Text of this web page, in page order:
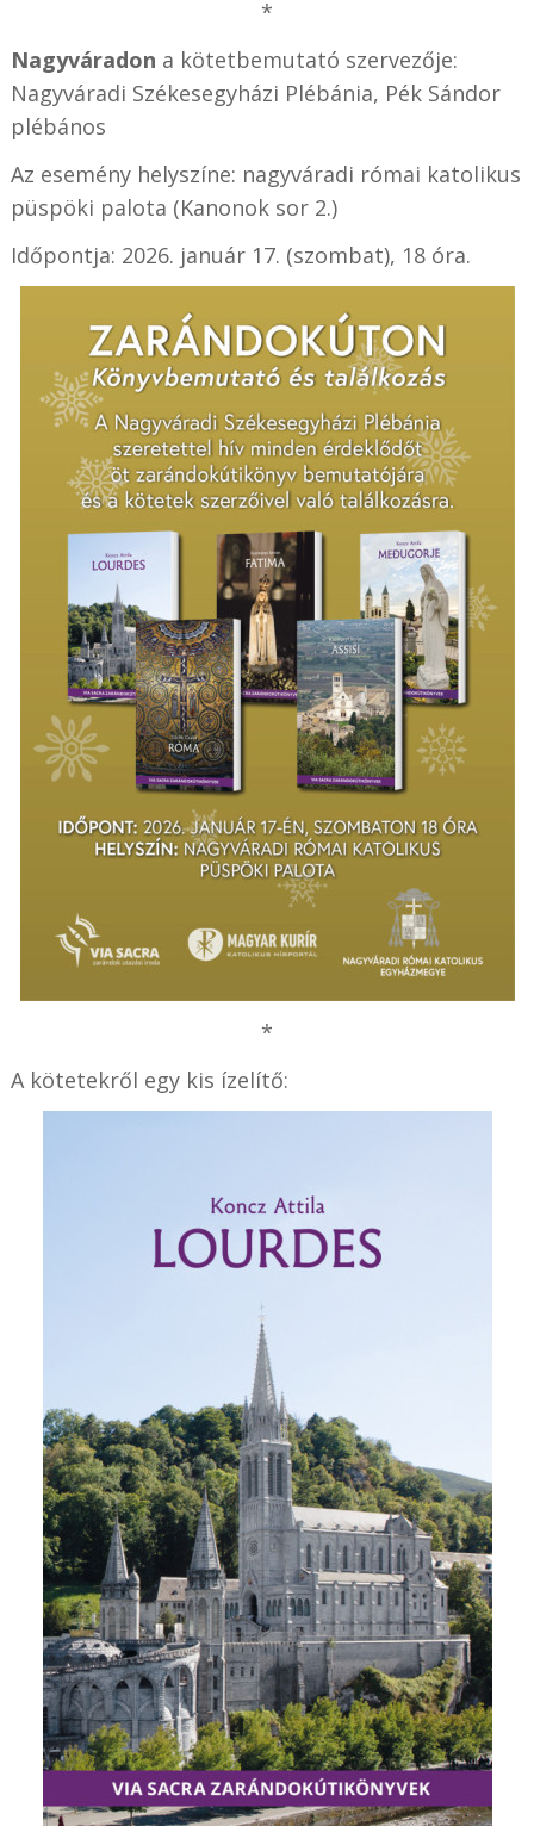
*
Nagyváradon a kötetbemutató szervezője:
Nagyváradi Székesegyházi Plébánia, Pék Sándor
plébános
Az esemény helyszíne: nagyváradi római katolikus
püspöki palota (Kanonok sor 2.)
Időpontja: 2026. január 17. (szombat), 18 óra.
*
A kötetekről egy kis ízelítő: